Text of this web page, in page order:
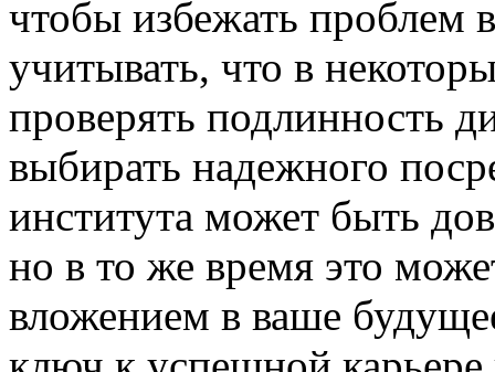
чтобы избежать проблем
учитывать, что в
проверять подлинность
выбирать надежного
института может быть
но в то же время это
вложением в ваше